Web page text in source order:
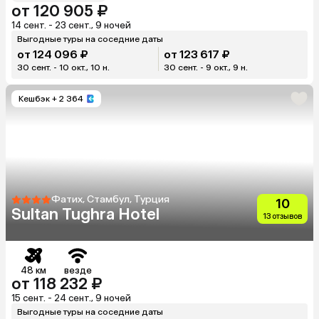
от 120 905 ₽
14 сент. - 23 сент., 9 ночей
Выгодные туры на соседние даты
от 124 096 ₽
30 сент. - 10 окт., 10 н.
от 123 617 ₽
30 сент. - 9 окт., 9 н.
Кешбэк + 2 364
Фатих, Стамбул, Турция
Sultan Tughra Hotel
10
13 отзывов
48 км везде
от 118 232 ₽
15 сент. - 24 сент., 9 ночей
Выгодные туры на соседние даты